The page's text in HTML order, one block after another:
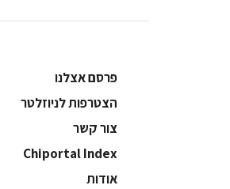
פרסם אצלנו
הצטרפות לניוזלטר
צור קשר
Chiportal Index
אודות